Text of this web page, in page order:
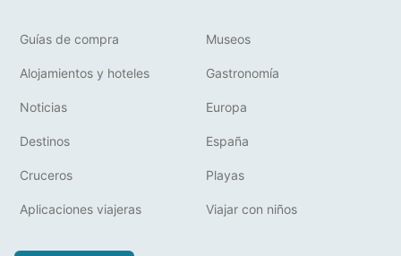
Guías de compra Museos
Alojamientos y hoteles Gastronomía
Noticias Europa
Destinos España
Cruceros Playas
Aplicaciones viajeras Viajar con niños